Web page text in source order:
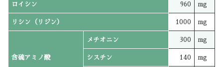
ロイシン 960 mg
リシン（リジン） 1000 mg
含硫アミノ酸
メチオニン 300 mg
シスチン 140 mg